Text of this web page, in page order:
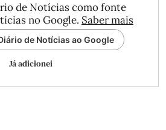
de Notícias como fonte
no Google. Saber mais
de Notícias ao Google
Já adicionei